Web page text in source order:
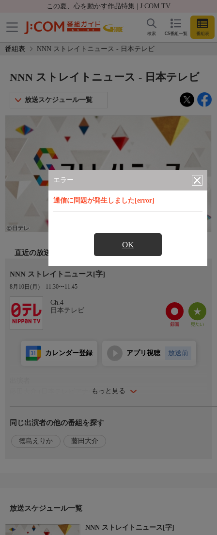
この夏、心を動かす作品特集 | J:COM TV
CS番組一覧 番組表
検索
番組表 NNN ストレイトニュース - 日本テレビ
エラー
通信に問題が発生しました[error]
OK
NNN ストレイトニュース - 日本テレビ
放送スケジュール一覧
直近の放送
NNN ストレイトニュース[字]
8月10日(月) 11:30〜11:45
Ch.4
日本テレビ
もっと見る
カレンダー登録 アプリ視聴 放送前
藤田大介 (日本テレビアナウンサー)
番組内容
「いま」世の中で起きていることを、「まっすぐ」に伝える。そ
れが「NNN ストレイトニュース」です。現場の記者たちが取材
※放送内容を変更する場合があります。ご了承ください。
同じ出演者の他の番組を探す
徳島えりか 藤田大介
放送スケジュール一覧
NNN ストレイトニュース[字]